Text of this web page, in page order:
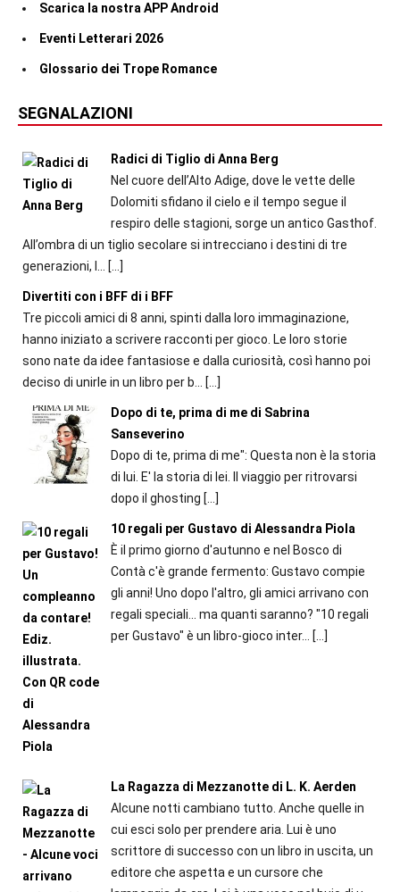
Scarica la nostra APP Android
Eventi Letterari 2026
Glossario dei Trope Romance
SEGNALAZIONI
Radici di Tiglio di Anna Berg
Nel cuore dell’Alto Adige, dove le vette delle
Dolomiti sfidano il cielo e il tempo segue il
respiro delle stagioni, sorge un antico Gasthof.
All’ombra di un tiglio secolare si intrecciano i destini di tre
generazioni, l...
[…]
Divertiti con i BFF di i BFF
Tre piccoli amici di 8 anni, spinti dalla loro immaginazione,
hanno iniziato a scrivere racconti per gioco. Le loro storie
sono nate da idee fantasiose e dalla curiosità, così hanno poi
deciso di unirle in un libro per b...
[…]
Dopo di te, prima di me di Sabrina
Sanseverino
Dopo di te, prima di me": Questa non è la storia
di lui. E' la storia di lei. Il viaggio per ritrovarsi
dopo il ghosting […]
10 regali per Gustavo di Alessandra Piola
È il primo giorno d'autunno e nel Bosco di
Contà c'è grande fermento: Gustavo compie
gli anni! Uno dopo l'altro, gli amici arrivano con
regali speciali... ma quanti saranno? "10 regali
per Gustavo" è un libro-gioco inter...
[…]
La Ragazza di Mezzanotte di L. K. Aerden
Alcune notti cambiano tutto. Anche quelle in
cui esci solo per prendere aria. Lui è uno
scrittore di successo con un libro in uscita, un
editore che aspetta e un cursore che